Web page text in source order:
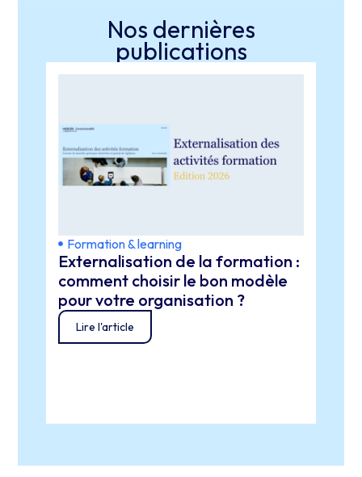
Nos dernières
publications
Formation & learning
Externalisation de la formation :
comment choisir le bon modèle
pour votre organisation ?
Lire l'article